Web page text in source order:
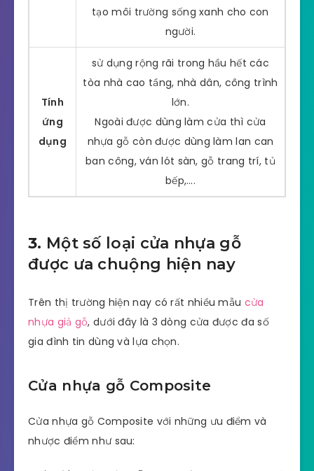
tạo môi trường sống xanh cho con
người.
Tính
ứng
dụng
sử dụng rộng rãi trong hầu hết các
tòa nhà cao tầng, nhà dân, công trình
lớn.
Ngoài được dùng làm cửa thì cửa
nhựa gỗ còn được dùng làm lan can
ban công, ván lót sàn, gỗ trang trí, tủ
bếp,….
3. Một số loại cửa nhựa gỗ
được ưa chuộng hiện nay
Trên thị trường hiện nay có rất nhiều mẫu cửa
nhựa giả gỗ, dưới đây là 3 dòng cửa được đa số
gia đình tin dùng và lựa chọn.
Cửa nhựa gỗ Composite
Cửa nhựa gỗ Composite với những ưu điểm và
nhược điểm như sau: